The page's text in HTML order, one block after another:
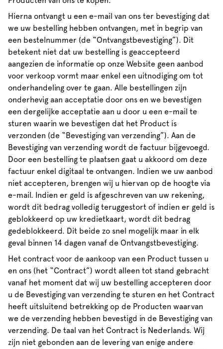
Hierna ontvangt u een e-mail van ons ter bevestiging dat
we uw bestelling hebben ontvangen, met in begrip van
een bestelnummer (de “Ontvangstbevestiging”). Dit
betekent niet dat uw bestelling is geaccepteerd
aangezien de informatie op onze Website geen aanbod
voor verkoop vormt maar enkel een uitnodiging om tot
onderhandeling over te gaan. Alle bestellingen zijn
onderhevig aan acceptatie door ons en we bevestigen
een dergelijke acceptatie aan u door u een e-mail te
sturen waarin we bevestigen dat het Product is
verzonden (de “Bevestiging van verzending”). Aan de
Bevestiging van verzending wordt de factuur bijgevoegd.
Door een bestelling te plaatsen gaat u akkoord om deze
factuur enkel digitaal te ontvangen. Indien we uw aanbod
niet accepteren, brengen wij u hiervan op de hoogte via
e-mail. Indien er geld is afgeschreven van uw rekening,
wordt dit bedrag volledig teruggestort of indien er geld is
geblokkeerd op uw kredietkaart, wordt dit bedrag
gedeblokkeerd. Dit beide zo snel mogelijk maar in elk
geval binnen 14 dagen vanaf de Ontvangstbevestiging.
Het contract voor de aankoop van een Product tussen u
en ons (het “Contract”) wordt alleen tot stand gebracht
vanaf het moment dat wij uw bestelling accepteren door
u de Bevestiging van verzending te sturen en het Contract
heeft uitsluitend betrekking op de Producten waarvan
we de verzending hebben bevestigd in de Bevestiging van
verzending. De taal van het Contract is Nederlands. Wij
zijn niet gebonden aan de levering van enige andere